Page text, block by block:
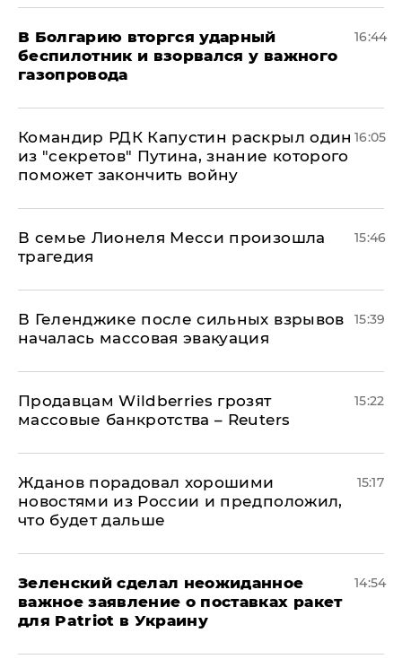
В Болгарию вторгся ударный
беспилотник и взорвался у важного
газопровода
16:44
Командир РДК Капустин раскрыл один
из "секретов" Путина, знание которого
поможет закончить войну
16:05
В семье Лионеля Месси произошла
трагедия
15:46
В Геленджике после сильных взрывов
началась массовая эвакуация
15:39
Продавцам Wildberries грозят
массовые банкротства – Reuters
15:22
Жданов порадовал хорошими
новостями из России и предположил,
что будет дальше
15:17
Зеленский сделал неожиданное
важное заявление о поставках ракет
для Patriot в Украину
14:54